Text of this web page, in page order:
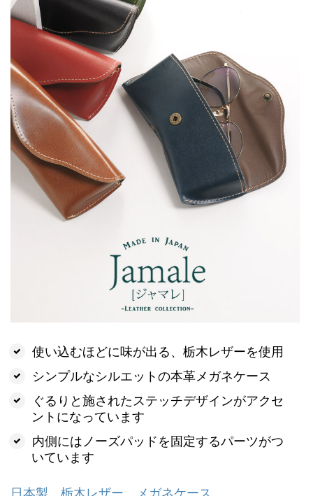
使い込むほどに味が出る、栃木レザーを使用
シンプルなシルエットの本革メガネケース
ぐるりと施されたステッチデザインがアクセ
ントになっています
内側にはノーズパッドを固定するパーツがつ
いています